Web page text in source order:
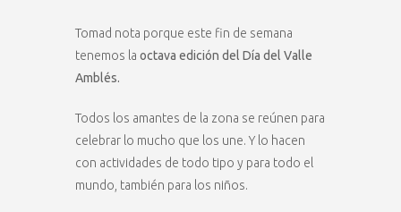
Tomad nota porque este fin de semana
tenemos la octava edición del Día del Valle
Amblés.
Todos los amantes de la zona se reúnen para
celebrar lo mucho que los une. Y lo hacen
con actividades de todo tipo y para todo el
mundo, también para los niños.